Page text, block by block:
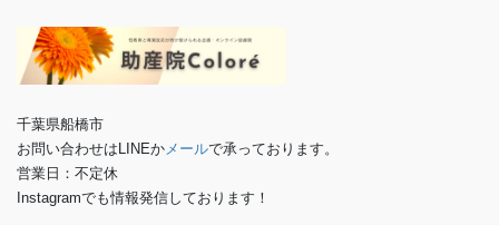
千葉県船橋市
お問い合わせはLINEか メールで承っております。
営業日：不定休
Instagramでも情報発信しております！